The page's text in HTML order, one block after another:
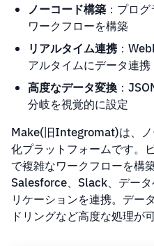
ノーコード構築 ：プロ
ワークフローを構築
リアルタイム連携 ：
アルタイムにデータ連携
高度なデータ変換：
分岐を視覚的に設定
Make(旧Integromat)は、
化プラットフォームです。
で複雑なワークフローを構
Salesforce、Slack、デー
リケーションを連携。デー
ドリングなど高度な処理が